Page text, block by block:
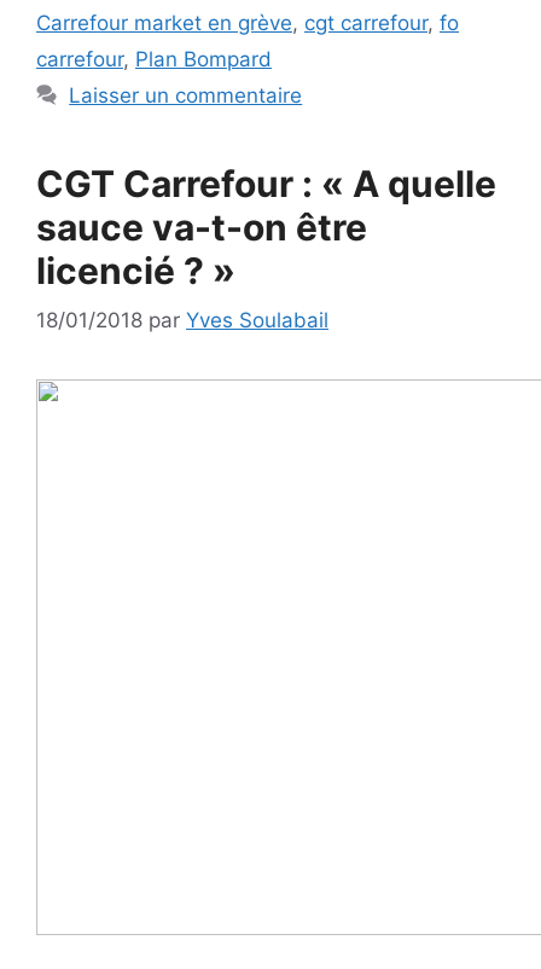
Carrefour market en grève, cgt carrefour, fo
carrefour, Plan Bompard
Laisser un commentaire
CGT Carrefour : « A quelle
sauce va-t-on être
licencié ? »
18/01/2018 par Yves Soulabail